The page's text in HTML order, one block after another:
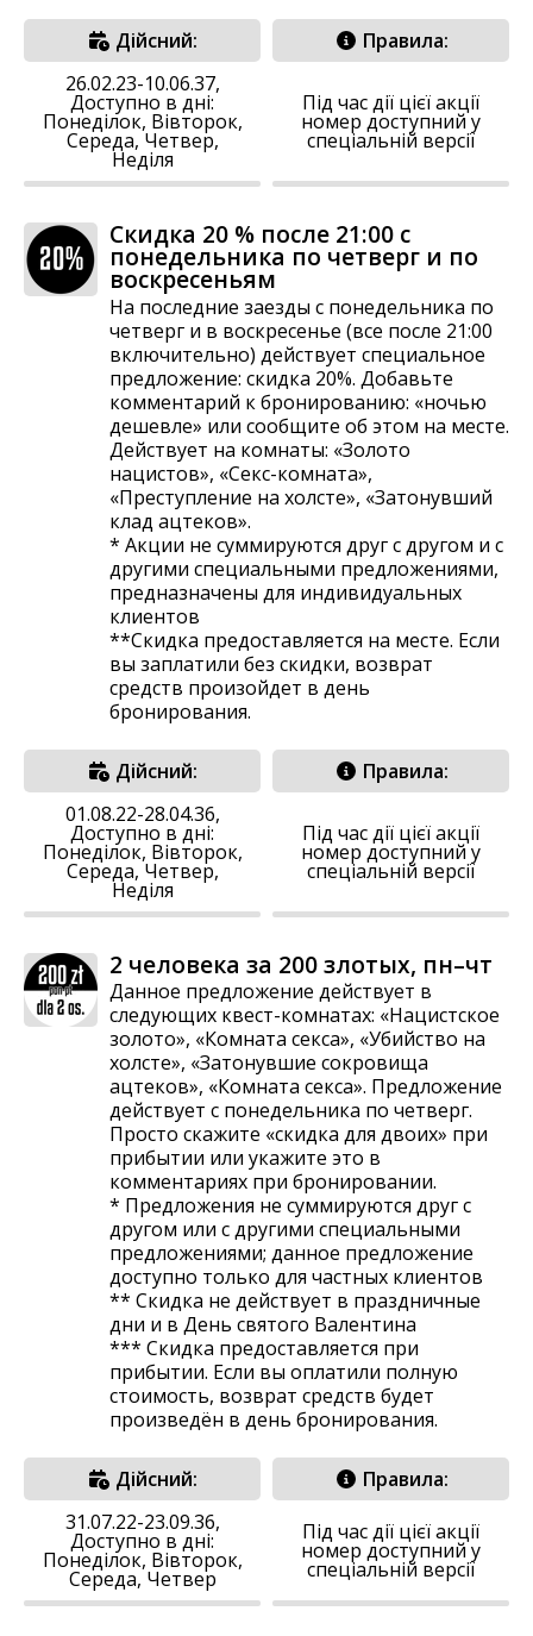
Дійсний:
26.02.23-10.06.37,
Доступно в дні:
Понеділок, Вівторок,
Середа, Четвер,
Неділя
Правила:
Під час дії цієї акції
номер доступний у
спеціальній версії
Скидка 20 % после 21:00 с
понедельника по четверг и по
воскресеньям
На последние заезды с понедельника по
четверг и в воскресенье (все после 21:00
включительно) действует специальное
предложение: скидка 20%. Добавьте
комментарий к бронированию: «ночью
дешевле» или сообщите об этом на месте.
Действует на комнаты: «Золото
нацистов», «Секс-комната»,
«Преступление на холсте», «Затонувший
клад ацтеков».
* Акции не суммируются друг с другом и с
другими специальными предложениями,
предназначены для индивидуальных
клиентов
**Скидка предоставляется на месте. Если
вы заплатили без скидки, возврат
средств произойдет в день
бронирования.
Дійсний:
01.08.22-28.04.36,
Доступно в дні:
Понеділок, Вівторок,
Середа, Четвер,
Неділя
Правила:
Під час дії цієї акції
номер доступний у
спеціальній версії
2 человека за 200 злотых, пн–чт
Данное предложение действует в
следующих квест-комнатах: «Нацистское
золото», «Комната секса», «Убийство на
холсте», «Затонувшие сокровища
ацтеков», «Комната секса». Предложение
действует с понедельника по четверг.
Просто скажите «скидка для двоих» при
прибытии или укажите это в
комментариях при бронировании.
* Предложения не суммируются друг с
другом или с другими специальными
предложениями; данное предложение
доступно только для частных клиентов
** Скидка не действует в праздничные
дни и в День святого Валентина
*** Скидка предоставляется при
прибытии. Если вы оплатили полную
стоимость, возврат средств будет
произведён в день бронирования.
Дійсний:
31.07.22-23.09.36,
Доступно в дні:
Понеділок, Вівторок,
Середа, Четвер
Правила:
Під час дії цієї акції
номер доступний у
спеціальній версії